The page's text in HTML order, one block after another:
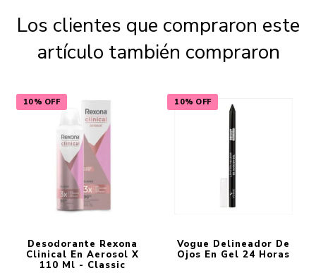
Los clientes que compraron este
artículo también compraron
10% OFF
Desodorante Rexona
Clinical En Aerosol X
110 Ml - Classic
10% OFF
Vogue Delineador De
Ojos En Gel 24 Horas